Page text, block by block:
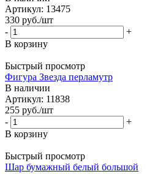
Артикул: 13475
330 руб./шт
-
+
В корзину
Быстрый просмотр
Фигура Звезда перламутр
В наличии
Артикул: 11838
255 руб./шт
-
+
В корзину
Быстрый просмотр
Шар бумажный белый большой